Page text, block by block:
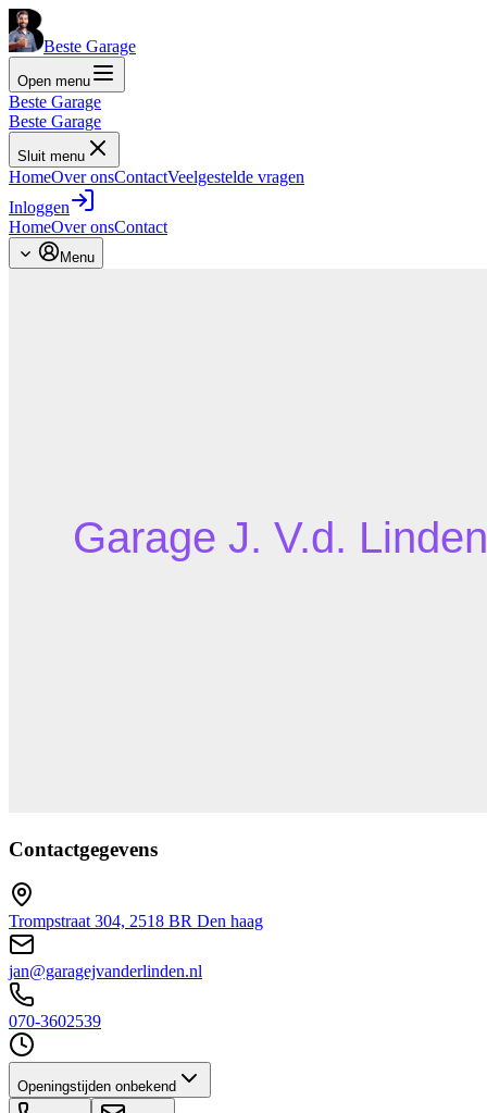
Beste Garage
Open menu
Beste Garage
Beste Garage
Sluit menu
HomeOver onsContactVeelgestelde vragen
Inloggen
HomeOver onsContact
Menu
Contactgegevens
Trompstraat 304, 2518 BR Den haag
jan@garagejvanderlinden.nl
070-3602539
Openingstijden onbekend